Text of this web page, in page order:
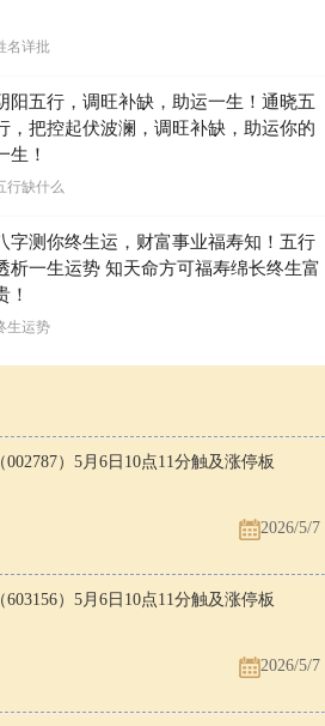
名详批
阳五行，调旺补缺，助运一生！通晓五
，把控起伏波澜，调旺补缺，助运你的
生！
行缺什么
字测你终生运，财富事业福寿知！五行
析一生运势 知天命方可福寿绵长终生富
！
生运势
）5月6日10点11分触及涨停板
2026/5/7
603156）5月6日10点11分触及涨停板
2026/5/7